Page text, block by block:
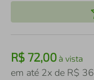
R$ 72,00à vista
em até 2x de R$ 36